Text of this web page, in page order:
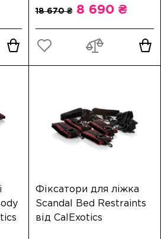
8 690 ₴
Фіксатори для ліжка
Scandal Bed Restraints
від CalExotics